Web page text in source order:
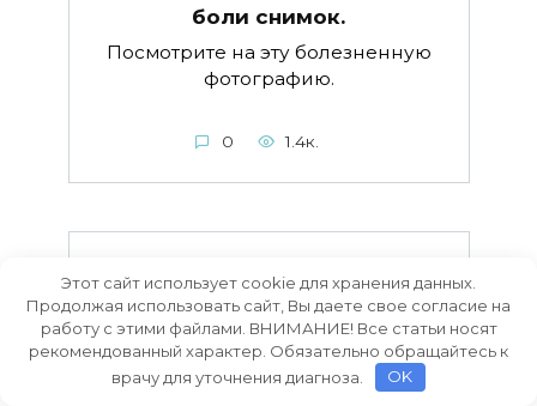
боли снимок.
Посмотрите на эту болезненную
фотографию.
0 1.4к.
соблюдать ряд правил:
При использовании шины
необходимо соблюдать некоторые
Этот сайт использует cookie для хранения данных.
Продолжая использовать сайт, Вы даете свое согласие на
работу с этими файлами. ВНИМАНИЕ! Все статьи носят
рекомендованный характер. Обязательно обращайтесь к
врачу для уточнения диагноза.
OK